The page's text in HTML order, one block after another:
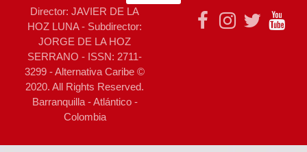
Director: JAVIER DE LA
HOZ LUNA - Subdirector:
JORGE DE LA HOZ
SERRANO - ISSN: 2711-
3299 - Alternativa Caribe ©
2020. All Rights Reserved.
Barranquilla - Atlántico -
Colombia